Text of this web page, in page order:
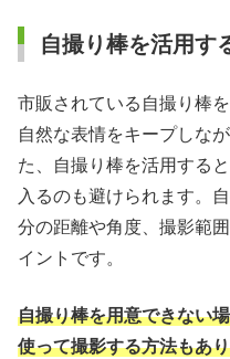
自撮り棒を活用す
市販されている自撮り棒
自然な表情をキープしな
た、自撮り棒を活用する
入るのも避けられます。
分の距離や角度、撮影範
イントです。
自撮り棒を用意できない
使って撮影する方法もあ